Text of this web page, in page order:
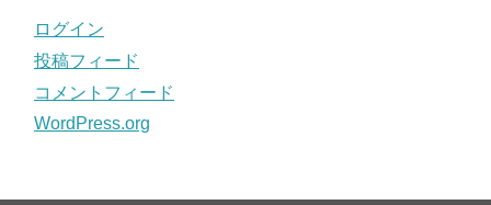
ログイン
投稿フィード
コメントフィード
WordPress.org